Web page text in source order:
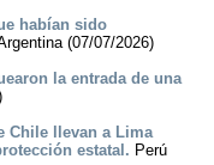
habían sido
(07/07/2026)
la entrada de una
Chile llevan a Lima
estatal. Perú